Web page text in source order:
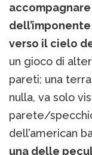
verso il cielo
un gioco di
pareti; una
nulla, va solo
parete/
dell’american
una delle